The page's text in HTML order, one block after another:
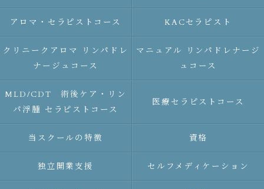
アロマ・セラピストコース KACセラピスト
クリニークアロマ リンパドレ
ナージュコース
マニュアル リンパドレナージ
ュコース
MLD/CDT 術後ケア・リン
パ浮腫 セラピストコース
医療セラピストコース
当スクールの特徴 資格
独立開業支援 セルフメディケーション